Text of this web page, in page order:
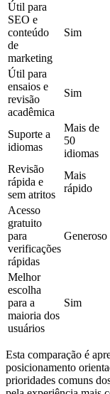
Útil para
SEO e
conteúdo
de
marketing
Sim
Útil para
ensaios e
revisão
acadêmica
Sim
Suporte a
idiomas
Mais de
50
idiomas
Revisão
rápida e
sem atritos
Mais
rápido
Acesso
gratuito
para
verificações
rápidas
Generoso
Melhor
escolha
para a
maioria dos
usuários
Sim
Esta comparação é
posicionamento
prioridades comuns